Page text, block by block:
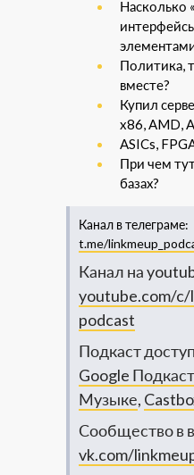
Насколько
Политика,
вместе?
Купил
x86, AMD,
ASICs,
При чем
базах?
Канал в телеграме:
t.me/
Канал на
youtube.com/c/
podcast
Подкаст
Google
Музыке,
Сообщество в
vk.com/